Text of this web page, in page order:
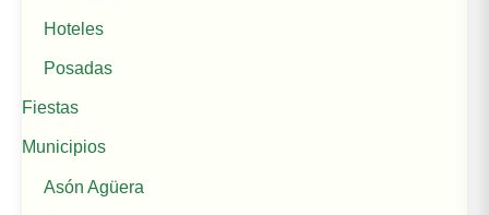
Hoteles
Posadas
Fiestas
Municipios
Asón Agüera